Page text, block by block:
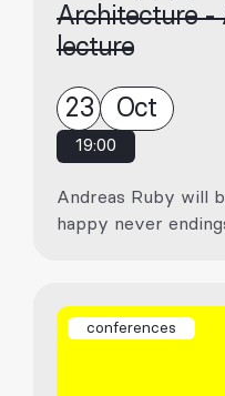
Architecture -
lecture
23 Oct
19:00
Andreas Ruby will
happy never
conferences